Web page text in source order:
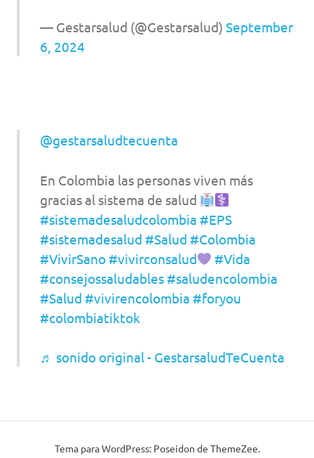
— Gestarsalud (@Gestarsalud) September
6, 2024
@gestarsaludtecuenta
En Colombia las personas viven más
gracias al sistema de salud
#sistemadesaludcolombia #EPS
#sistemadesalud #Salud #Colombia
#VivirSano #vivirconsalud
#Vida
#consejossaludables #saludencolombia
#Salud #vivirencolombia #foryou
#colombiatiktok
♬ sonido original - GestarsaludTeCuenta
Tema para WordPress: Poseidon de ThemeZee.